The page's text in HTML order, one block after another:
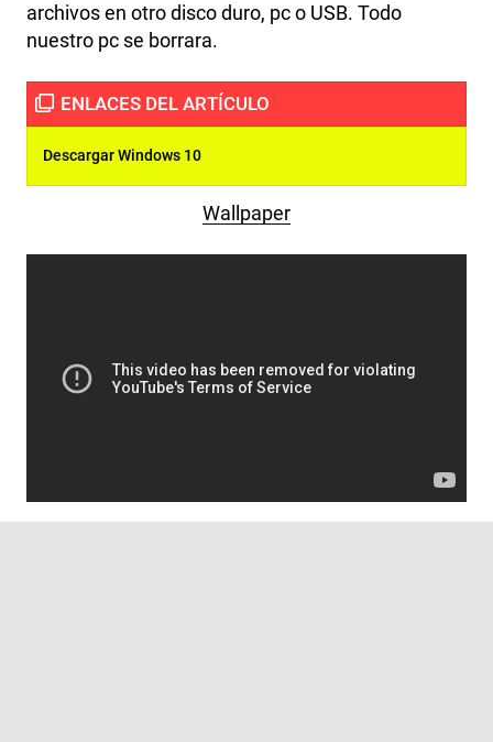
archivos en otro disco duro, pc o USB. Todo
nuestro pc se borrara.
Descargar Windows 10
Wallpaper